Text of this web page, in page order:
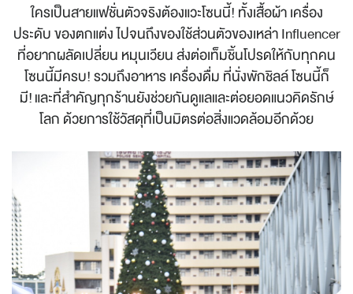
ใครเป็นสายแฟชั่นตัวจริงต้องแวะโซนนี้! ทั้งเสื้อผ้า เครื่อง
ประดับ ของตกแต่ง ไปจนถึงของใช้ส่วนตัวของเหล่า Influencer
ที่อยากผลัดเปลี่ยน หมุนเวียน ส่งต่อเท็มชิ้นโปรดให้กับทุกคน
โซนนี้มีครบ! รวมถึงอาหาร เครื่องดื่ม ที่นั่งพักชิลล์ โซนนี้ก็
มี!และที่สำคัญทุกร้านยังช่วยกันดูแลและต่อยอดแนวคิดรักษ์
โลก ด้วยการใช้วัสดุที่เป็นมิตรต่อสิ่งแวดล้อมอีกด้วย